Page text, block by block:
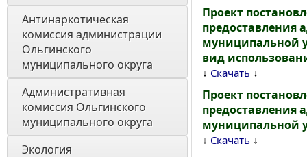
Антинаркотическая
комиссия администрации
Ольгинского
муниципального округа
Административная
комиссия Ольгинского
муниципального округа
Экология
Проект
предоставления
муниципальной
вид
↓ Скачать ↓
Проект
предоставления
муниципальной
↓ Скачать ↓